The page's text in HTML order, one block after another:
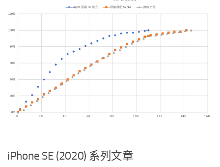
iPhone SE (2020) 系列文章